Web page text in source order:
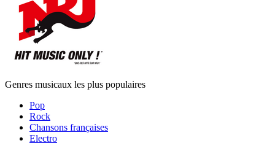
Genres musicaux les plus populaires
Pop
Rock
Chansons françaises
Electro